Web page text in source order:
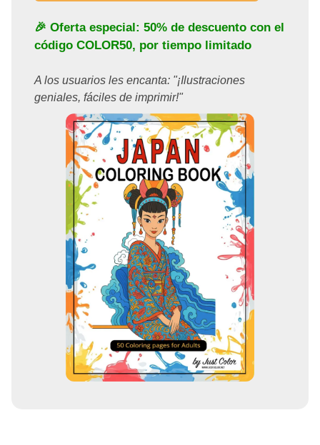
🎉 Oferta especial: 50% de descuento con el
código COLOR50, por tiempo limitado
A los usuarios les encanta: "¡Ilustraciones
geniales, fáciles de imprimir!"